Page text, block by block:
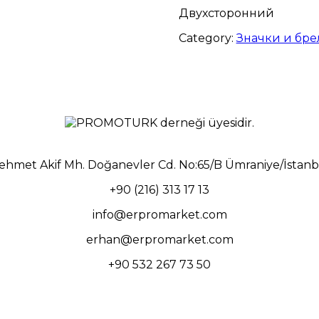
Двухсторонний
Category:Значки и
Akif Mh. Doğanevler Cd. No:65/B Ümraniye/
+90 (216) 313 17 13
info@erpromarket.com
erhan@erpromarket.com
+90 532 267 73 50